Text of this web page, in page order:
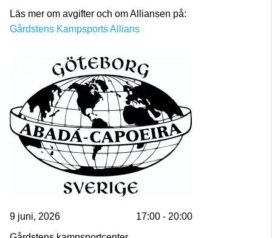
Läs mer om avgifter och om Alliansen på:
Gårdstens Kampsports Allians
9 juni, 2026
17:00 - 20:00